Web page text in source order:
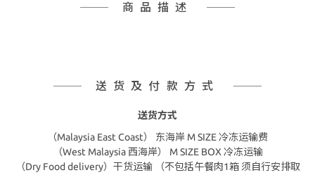
商品描述
送货及付款方式
送货方式
（Malaysia East Coast） 东海岸 M SIZE 冷冻运输费
（West Malaysia 西海岸） M SIZE BOX 冷冻运输
（Dry Food delivery）干货运输 （不包括午餐肉1箱 须自行安排取